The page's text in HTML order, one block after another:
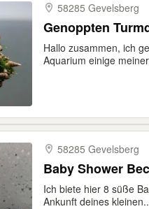
58285 Gevelsberg
Genoppten
Hallo zusammen, ich
Aquarium einige
58285 Gevelsberg
Baby Shower
Ich biete hier 8 süße
Ankunft deines